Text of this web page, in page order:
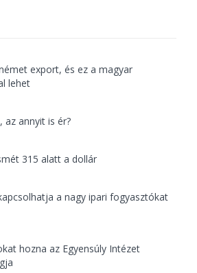
export, és ez a magyar
lehet
az annyit is ér?
315 alatt a dollár
a nagy ipari fogyasztókat
hozna az Egyensúly Intézet